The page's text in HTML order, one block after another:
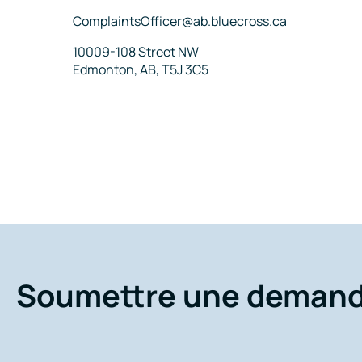
Courriel
ComplaintsOfficer@ab.bluecross.ca
Adresse
10009-108 Street NW
Edmonton, AB, T5J 3C5
Soumettre une